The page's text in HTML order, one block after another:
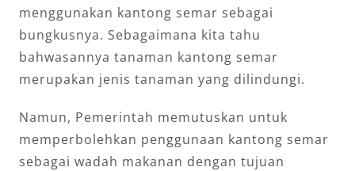
menggunakan kantong semar sebagai
bungkusnya. Sebagaimana kita tahu
bahwasannya tanaman kantong semar
merupakan jenis tanaman yang dilindungi.
Namun, Pemerintah memutuskan untuk
memperbolehkan penggunaan kantong semar
sebagai wadah makanan dengan tujuan